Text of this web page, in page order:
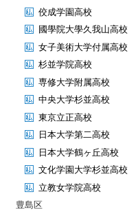
佼成学園高校
國學院大學久我山高校
女子美術大学付属高校
杉並学院高校
専修大学附属高校
中央大学杉並高校
東京立正高校
日本大学第二高校
日本大学鶴ヶ丘高校
文化学園大学杉並高校
立教女学院高校
豊島区